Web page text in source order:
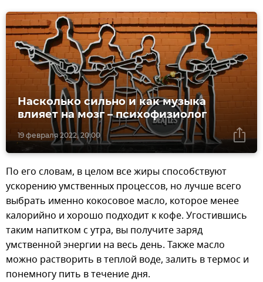
19 февраля 2022, 20:00
Насколько сильно и как музыка
влияет на мозг – психофизиолог
По его словам, в целом все жиры способствуют
ускорению умственных процессов, но лучше всего
выбрать именно кокосовое масло, которое менее
калорийно и хорошо подходит к кофе. Угостившись
таким напитком с утра, вы получите заряд
умственной энергии на весь день. Также масло
можно растворить в теплой воде, залить в термос и
понемногу пить в течение дня.